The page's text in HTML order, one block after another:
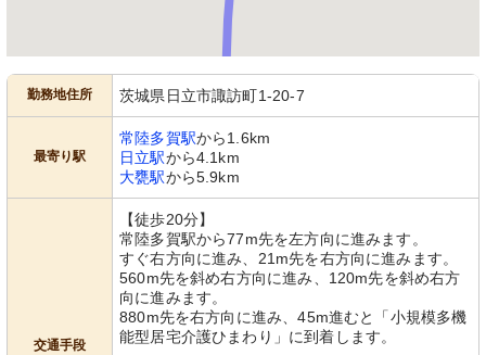
勤務地住所 茨城県日立市諏訪町1-20-7
最寄り駅
常陸多賀駅から1.6km
日立駅から4.1km
大甕駅から5.9km
交通手段
【徒歩20分】
常陸多賀駅から77m先を左方向に進みます。
すぐ右方向に進み、21m先を右方向に進みます。
560m先を斜め右方向に進み、120m先を斜め右方
向に進みます。
880m先を右方向に進み、45m進むと「小規模多機
能型居宅介護ひまわり」に到着します。